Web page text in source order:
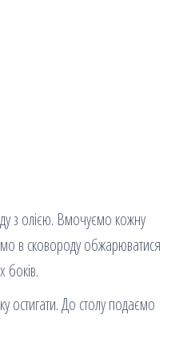
з олією. Вмочуємо кожну
в сковороду обжарюватися
боків.
остигати. До столу подаємо